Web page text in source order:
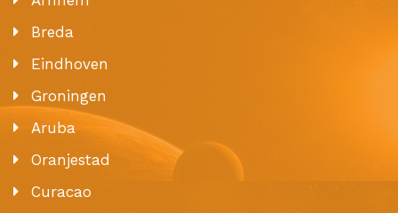
Breda
Eindhoven
Groningen
Aruba
Oranjestad
Curacao